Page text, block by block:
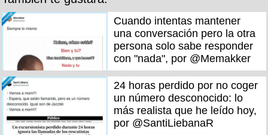
Cuando intentas mantener
una conversación pero la otra
persona solo sabe responder
con "nada", por @Memakker
24 horas perdido por no coger
un número desconocido: lo
más realista que he leído hoy,
por @SantiLiebanaR